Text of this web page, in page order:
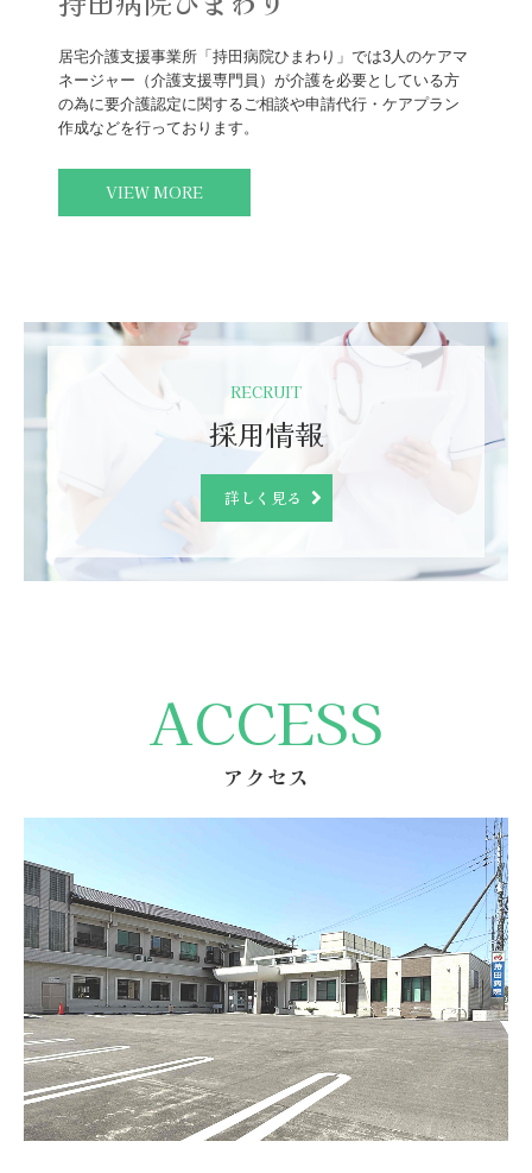
居宅介護支援事業所「持田病院ひまわり」では3人のケアマ
ネージャー（介護支援専門員）が介護を必要としている方
の為に要介護認定に関するご相談や申請代行・ケアプラン
VIEW MORE
RECRUIT
採用情報
詳しく見る
ACCESS
アクセス